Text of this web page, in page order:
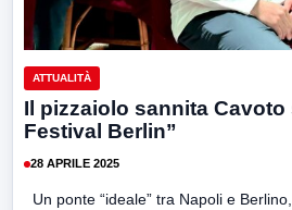
ATTUALITÀ
Il pizzaiolo sannita Cavoto
Festival Berlin”
28 APRILE 2025
Un ponte “ideale” tra Napoli e